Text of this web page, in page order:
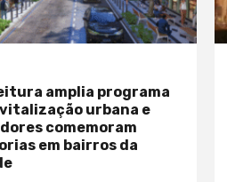
amplia programa
urbana e
comemoram
em bairros da